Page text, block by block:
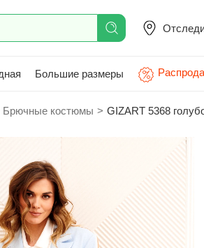
Большие размеры
Брючные костюмы > GIZART 5368